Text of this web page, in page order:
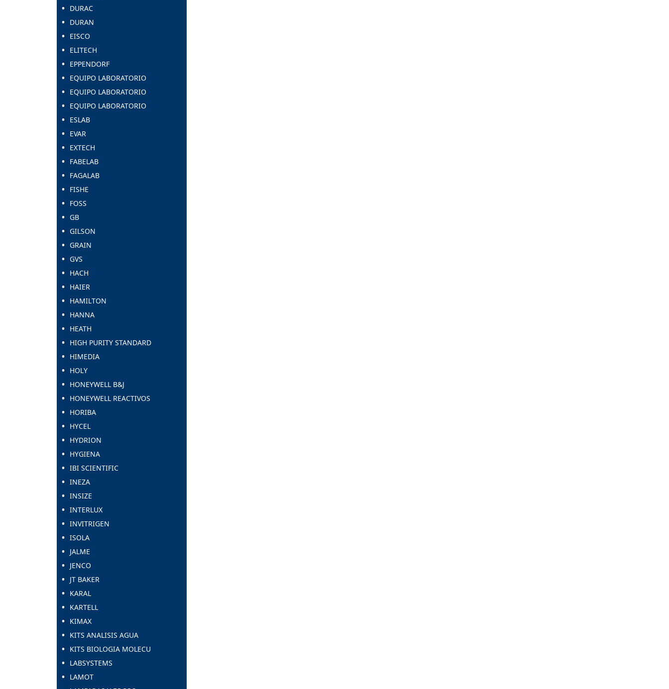
DURAC
DURAN
EISCO
ELITECH
EPPENDORF
EQUIPO LABORATORIO
EQUIPO LABORATORIO
EQUIPO LABORATORIO
ESLAB
EVAR
EXTECH
FABELAB
FAGALAB
FISHE
FOSS
GB
GILSON
GRAIN
GVS
HACH
HAIER
HAMILTON
HANNA
HEATH
HIGH PURITY STANDARD
HIMEDIA
HOLY
HONEYWELL B&J
HONEYWELL REACTIVOS
HORIBA
HYCEL
HYDRION
HYGIENA
IBI SCIENTIFIC
INEZA
INSIZE
INTERLUX
INVITRIGEN
ISOLA
JALME
JENCO
JT BAKER
KARAL
KARTELL
KIMAX
KITS ANALISIS AGUA
KITS BIOLOGIA MOLECU
LABSYSTEMS
LAMOT